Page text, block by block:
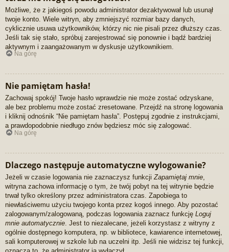
Możliwe, że z jakiegoś powodu administrator dezaktywował lub usunął
twoje konto. Wiele witryn, aby zmniejszyć rozmiar bazy danych,
cyklicznie usuwa użytkowników, którzy nic nie pisali przez dłuższy czas.
Jeśli tak się stało, spróbuj zarejestrować się ponownie i bądź bardziej
aktywnym i zaangażowanym w dyskusje użytkownikiem.
Na górę
Nie pamiętam hasła!
Zachowaj spokój! Twoje hasło wprawdzie nie może zostać odzyskane,
ale bez problemu może zostać zresetowane. Przejdź na stronę logowania
i kliknij odnośnik “Nie pamiętam hasła”. Postępuj zgodnie z instrukcjami,
a prawdopodobnie niedługo znów będziesz móc się zalogować.
Na górę
Dlaczego następuje automatyczne wylogowanie?
Jeżeli w czasie logowania nie zaznaczysz funkcji Zapamiętaj mnie
witryna zachowa informację o tym, że twój pobyt na tej witrynie będzie
trwał tylko określony przez administratora czas. Zapobiega to
niewłaściwemu użyciu twojego konta przez kogoś innego. Aby pozostać
zalogowanym/zalogowaną, podczas logowania zaznacz funkcję Loguj
mnie automatycznie . Jest to niezalecane, jeżeli korzystasz z witryny z
ogólnie dostępnego komputera, np. w bibliotece, kawiarence internetowej,
sali komputerowej w szkole lub na uczelni itp. Jeśli nie widzisz tej funkcji,